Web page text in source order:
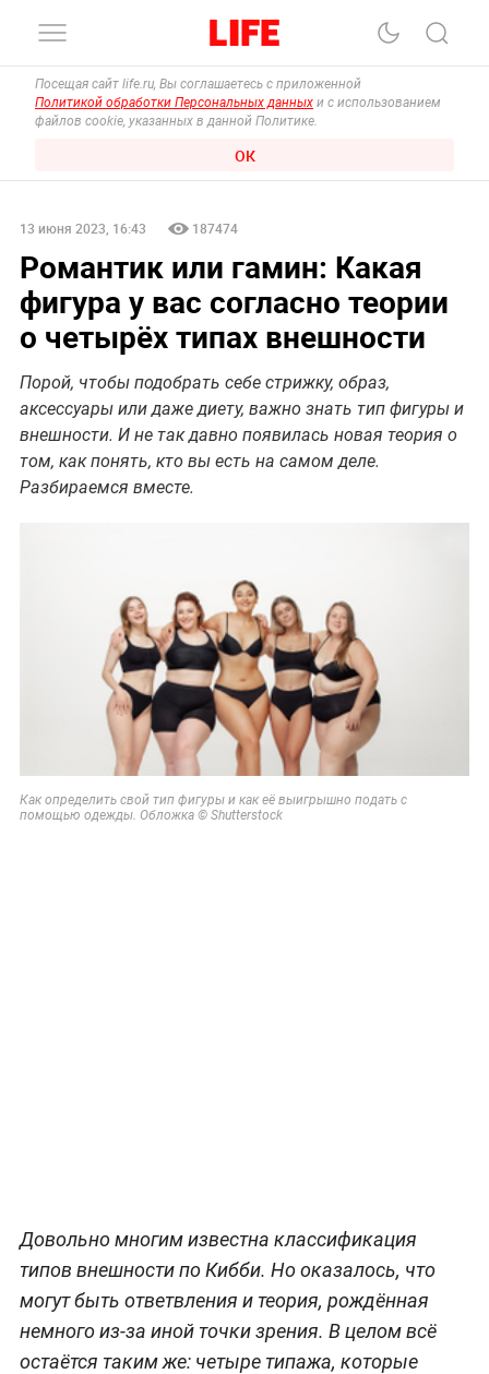
Посещая сайт life.ru, Вы соглашаетесь с приложенной
Политикой обработки Персональных данных и с использованием
файлов cookie, указанных в данной Политике.
ОК
13 июня 2023, 16:43 187474
Романтик или гамин: Какая
фигура у вас согласно теории
о четырёх типах внешности
Порой, чтобы подобрать себе стрижку, образ,
аксессуары или даже диету, важно знать тип фигуры и
внешности. И не так давно появилась новая теория о
том, как понять, кто вы есть на самом деле.
Разбираемся вместе.
Как определить свой тип фигуры и как её выигрышно подать с
помощью одежды. Обложка © Shutterstock
Довольно многим известна классификация
типов внешности по Кибби. Но оказалось, что
могут быть ответвления и теория, рождённая
немного из-за иной точки зрения. В целом всё
остаётся таким же: четыре типажа, которые